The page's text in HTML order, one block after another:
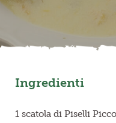
Frutta in pezzi
Linea BIO
Prodotti freschi
Ingredienti
1 scatola di Piselli